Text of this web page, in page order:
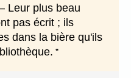
Leur plus beau
pas écrit ; ils
dans la bière qu'ils